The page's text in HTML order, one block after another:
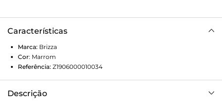
Características
Marca: Brizza
Cor: Marrom
Referência: Z1906000010034
Descrição